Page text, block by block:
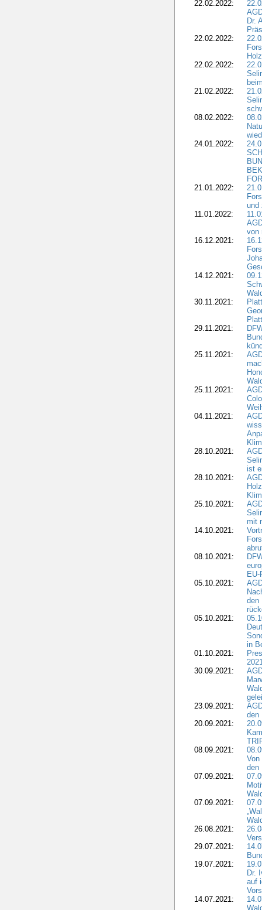
22.02.2022:
Dr.
22.02.2022:
22.02.2022:
21.02.2022:
08.02.2022:
24.01.2022:
21.01.2022:
und
11.01.2022:
von
16.12.2021:
14.12.2021:
30.11.2021:
29.11.2021:
25.11.2021:
25.11.2021:
04.11.2021:
28.10.2021:
ist
28.10.2021:
25.10.2021:
mit
14.10.2021:
08.10.2021:
05.10.2021:
den
05.10.2021:
in
01.10.2021:
30.09.2021:
23.09.2021:
den
20.09.2021:
08.09.2021:
den
07.09.2021:
07.09.2021:
26.08.2021:
29.07.2021:
19.07.2021:
Dr.
auf
14.07.2021: